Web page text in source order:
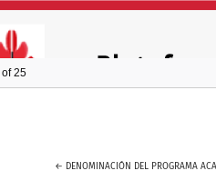
← VOLVER A LOS DETALLES DEL
DENOMINACIÓN DEL PROGRAMA